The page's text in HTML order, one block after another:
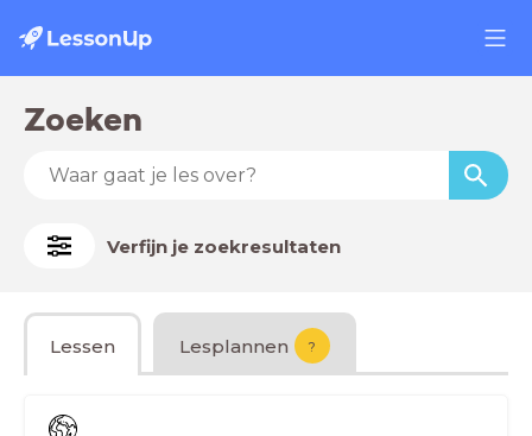
Zoeken
Verfijn je zoekresultaten
Lessen Lesplannen ?